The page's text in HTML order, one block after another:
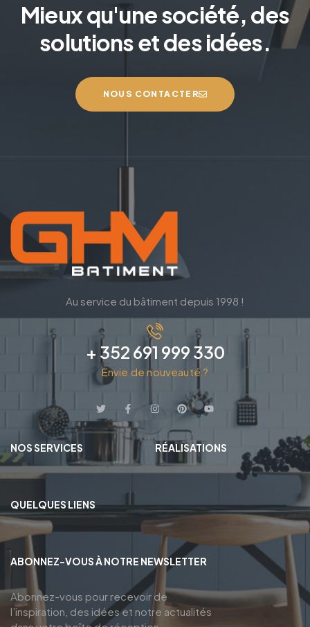
Mieux qu'une société, des
solutions et des idées.
NOUS CONTACTER
Au service du bâtiment depuis 1998 !
+ 352 691 999 330
Envie de nouveauté ?
NOS SERVICES RÉALISATIONS
QUELQUES LIENS
ABONNEZ-VOUS À NOTRE NEWSLETTER
Abonnez-vous pour recevoir de
l’inspiration, des idées et notre actualités